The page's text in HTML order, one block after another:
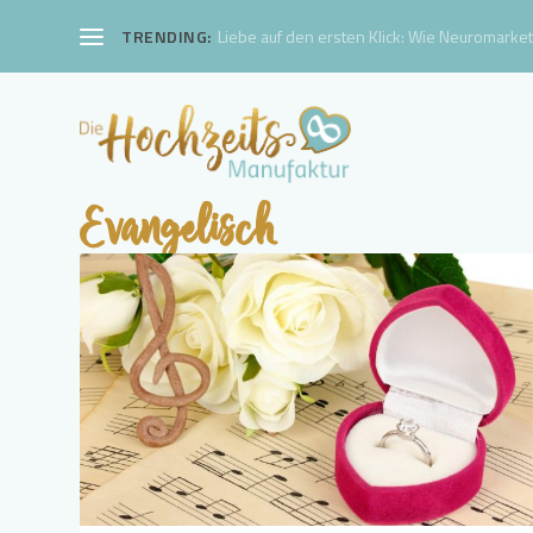
TRENDING: Liebe auf den ersten Klick: Wie
Evangelisch